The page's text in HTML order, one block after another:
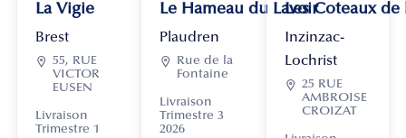
La Vigie
Brest
 55, RUE
VICTOR
EUSEN
Livraison
Trimestre 1
Le Hameau du Lavoir
Plaudren

Rue de la
Fontaine
Livraison
Trimestre 3
2026
Les Coteaux
Inzinzac-
Lochrist
 25 RUE
AMBROISE
CROIZAT